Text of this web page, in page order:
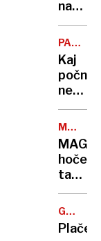
požar
Nata
Kaj
mreže
v
in ali
jih
MAGA
hoče
takšne
ZDA,
kot
so
bile
ZASTOJ
Plače